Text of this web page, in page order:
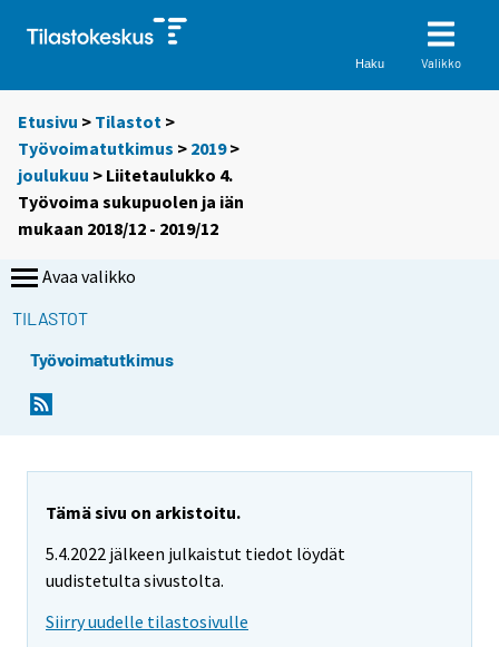
Haku Valikko
Etusivu > Tilastot >
Työvoimatutkimus > 2019>
joulukuu > Liitetaulukko 4.
Työvoima sukupuolen ja iän
mukaan 2018/12 - 2019/12
Avaa valikko
TILASTOT
Työvoimatutkimus
Tämä sivu on arkistoitu.
5.4.2022 jälkeen julkaistut tiedot löydät
uudistetulta sivustolta.
Siirry uudelle tilastosivulle